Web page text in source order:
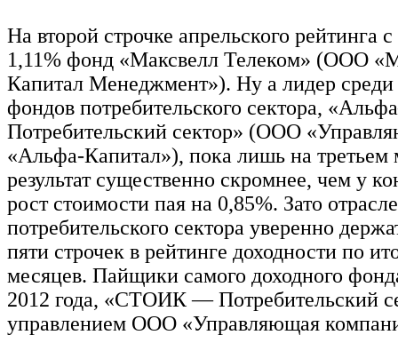
На второй строчке апрельского рейтинга с
1,11% фонд «Максвелл Телеком» (ООО
Капитал Менеджмент»). Ну а лидер среди
фондов потребительского сектора,
Потребительский сектор» (ООО
«Альфа-Капитал»), пока лишь на третьем
результат существенно скромнее, чем у
рост стоимости пая на 0,85%. Зато
потребительского сектора уверенно
пяти строчек в рейтинге доходности по
месяцев. Пайщики самого доходного
2012 года, «СТОИК — Потребительский
управлением ООО «Управляющая